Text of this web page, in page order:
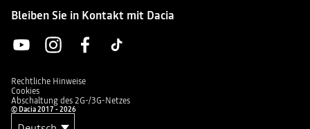
Bleiben Sie in Kontakt mit Dacia
Rechtliche Hinweise
Cookies
Abschaltung des 2G-/3G-Netzes
© Dacia 2017 - 2026